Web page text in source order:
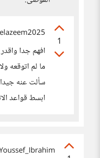
1
افهم جدا
ما لم اتوقعه
سألت عنه
ابسط قواعد